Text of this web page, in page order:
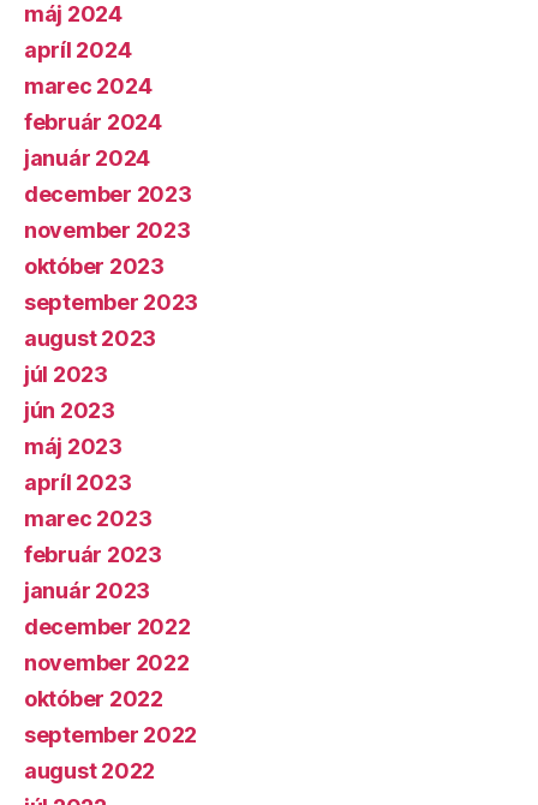
máj 2024
apríl 2024
marec 2024
február 2024
január 2024
december 2023
november 2023
október 2023
september 2023
august 2023
júl 2023
jún 2023
máj 2023
apríl 2023
marec 2023
február 2023
január 2023
december 2022
november 2022
október 2022
september 2022
august 2022